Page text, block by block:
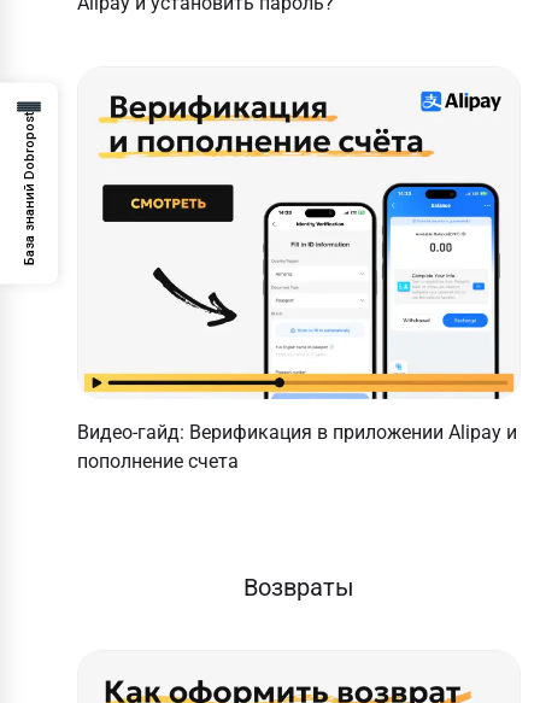
База знаний Dobropost
Видео-гайд: Верификация в приложении Alipay и
пополнение счета
Возвраты